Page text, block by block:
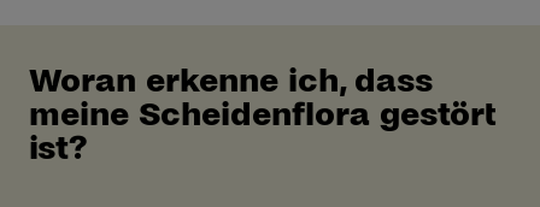
Woran erkenne ich, dass
meine Scheidenflora gestört
ist?